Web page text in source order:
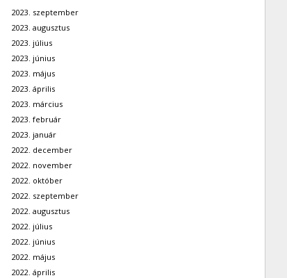
2023. szeptember
2023. augusztus
2023. július
2023. június
2023. május
2023. április
2023. március
2023. február
2023. január
2022. december
2022. november
2022. október
2022. szeptember
2022. augusztus
2022. július
2022. június
2022. május
2022. április